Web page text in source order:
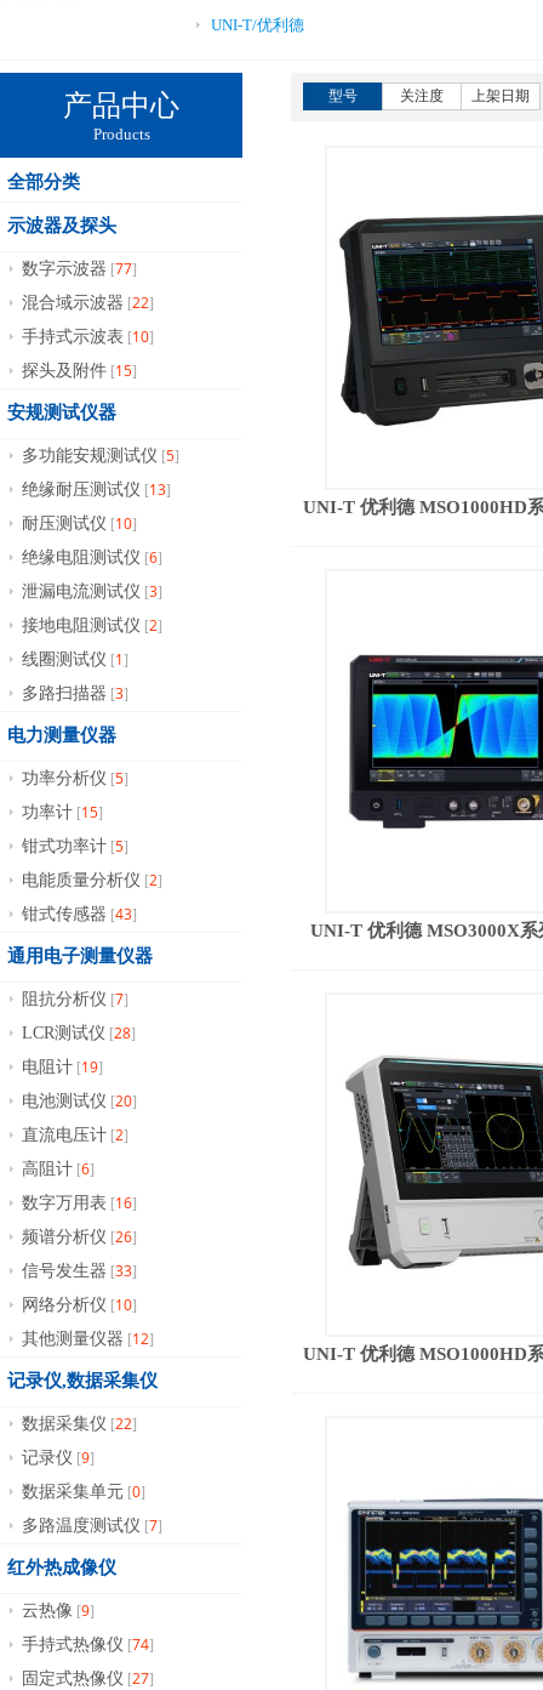
UNI-T/优利德
产品中心
Products
全部分类
示波器及探头
数字示波器 [77]
混合域示波器 [22]
手持式示波表 [10]
探头及附件 [15]
安规测试仪器
多功能安规测试仪 [5]
绝缘耐压测试仪 [13]
耐压测试仪 [10]
绝缘电阻测试仪 [6]
泄漏电流测试仪 [3]
接地电阻测试仪 [2]
线圈测试仪 [1]
多路扫描器 [3]
电力测量仪器
功率分析仪 [5]
功率计 [15]
钳式功率计 [5]
电能质量分析仪 [2]
钳式传感器 [43]
通用电子测量仪器
阻抗分析仪 [7]
LCR测试仪 [28]
电阻计 [19]
电池测试仪 [20]
直流电压计 [2]
高阻计 [6]
数字万用表 [16]
频谱分析仪 [26]
信号发生器 [33]
网络分析仪 [10]
其他测量仪器 [12]
记录仪,数据采集仪
数据采集仪 [22]
记录仪 [9]
数据采集单元 [0]
多路温度测试仪 [7]
红外热成像仪
云热像 [9]
手持式热像仪 [74]
固定式热像仪 [27]
型号 关注度 上架日期
UNI-T 优利德 MSO1000HD
UNI-T 优利德 MSO3000X
UNI-T 优利德 MSO1000HD